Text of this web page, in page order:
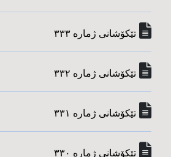
تێکۆشانی ژماره‌ ٣٣٣
تێکۆشانی ژماره‌ ٣٣٢
تێکۆشانی ژماره‌ ٣٣١
تێکۆشانی ژماره‌ ٣٣٠